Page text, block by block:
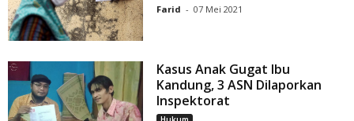
Farid - 07 Mei 2021
Kasus Anak Gugat Ibu
Kandung, 3 ASN Dilaporkan
Inspektorat